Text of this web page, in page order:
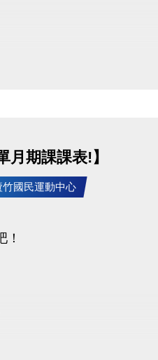
news/pageID/1/
期課課表!】
竹國民運動中心